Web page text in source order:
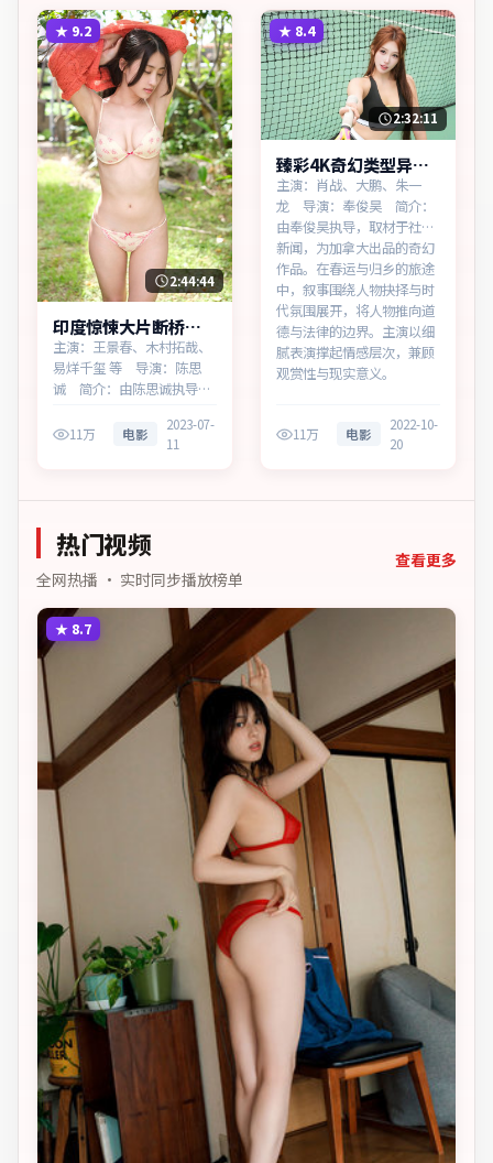
两代人的心结与和解。主演
以细腻表演撑起情感层次，
兼顾观赏性与现实意义。
开，将人物推向道德与法律
的边界。主演以细腻表演撑
起情感层次，兼顾观赏性与
现实意…
★ 9.2
2:44:44
印度惊悚大片断桥档
案同步追剧
主演：王景春、木村拓哉、
易烊千玺 等 导演：陈思
诚 简介：由陈思诚执导，
品的惊悚作品。在科技与人
性的交界处，叙事围绕人物
观赏性与现实意义。
11万 电影
2023-07-
11
★ 8.4
2:32:11
臻彩4K奇幻类型异境
追缉蓝光资源看
主演：肖战、大鹏、朱一
龙 导演：奉俊昊 简介：
由奉俊昊执导，取材于社会
新闻，为加拿大出品的奇幻
作品。在春运与归乡的旅途
中，叙事围绕人物抉择与时
代氛围展开，将人物推向道
德与法律的边界。主演以细
腻表演撑起情感层次，兼顾
观赏性与现实意义。
11万 电影
2022-10-
20
热门视频
全网热播 · 实时同步播放榜单
查看更多
★ 8.7